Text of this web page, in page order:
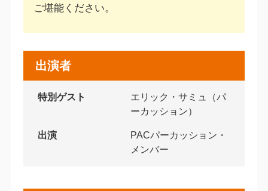
ご堪能ください。
出演者
特別ゲスト
エリック・サミュ（パ
ーカッション）
出演
PACパーカッション・
メンバー